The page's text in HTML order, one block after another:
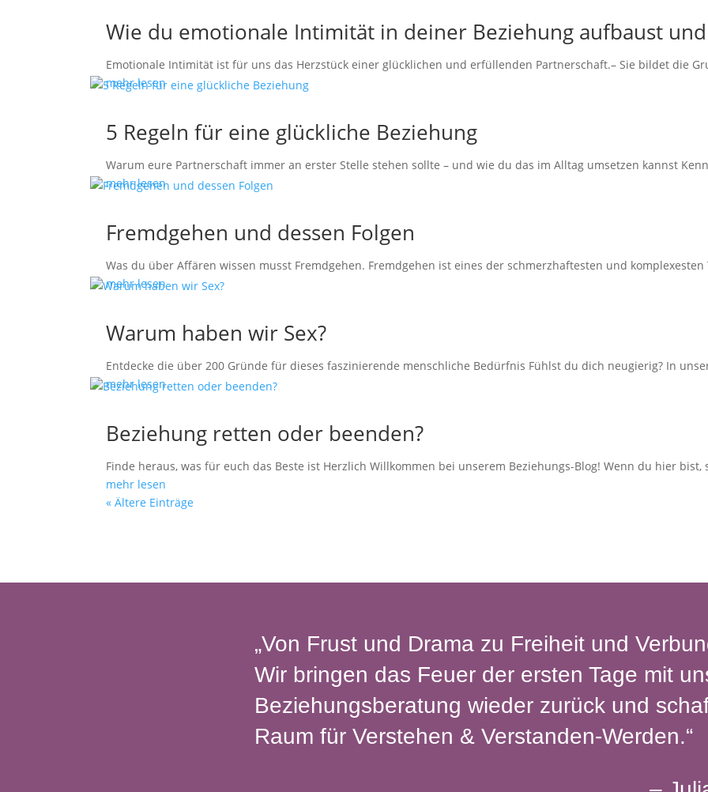
Wie du emotionale Intimität in deiner Beziehung aufbaust
Emotionale Intimität ist für uns das Herzstück einer glücklichen und erfüllenden Partnerschaft.– Sie bildet die
mehr lesen
5 Regeln für eine glückliche Beziehung
Warum eure Partnerschaft immer an erster Stelle stehen sollte – und wie du das im Alltag umsetzen kannst
mehr lesen
Fremdgehen und dessen Folgen
Was du über Affären wissen musst Fremdgehen. Fremdgehen ist eines der schmerzhaftesten und komplexesten
mehr lesen
Warum haben wir Sex?
Entdecke die über 200 Gründe für dieses faszinierende menschliche Bedürfnis Fühlst du dich neugierig? In
mehr lesen
Beziehung retten oder beenden?
Finde heraus, was für euch das Beste ist Herzlich Willkommen bei unserem Beziehungs-Blog! Wenn du hier
mehr lesen
« Ältere Einträge
„Von Frust und Drama zu Freiheit und
Wir bringen das Feuer der ersten Tage mit
Beziehungsberatung wieder zurück und
Raum für Verstehen & Verstanden-Werden.“